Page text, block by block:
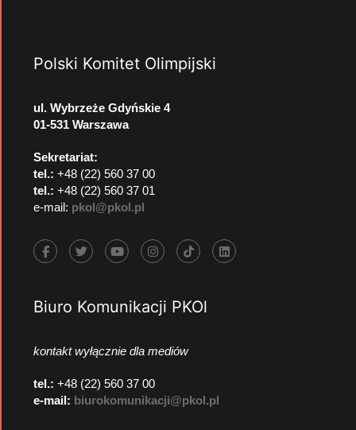
Polski Komitet Olimpijski
ul. Wybrzeże Gdyńskie 4
01-531 Warszawa
Sekretariat:
tel.: +48 (22) 560 37 00
tel.: +48 (22) 560 37 01
e-mail: pkol@pkol.pl
Biuro Komunikacji PKOl
kontakt wyłącznie dla mediów
tel.: +48 (22) 560 37 00
e-mail: biurokomunikacji@pkol.pl